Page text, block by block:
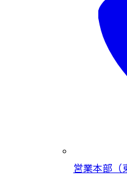
営業本部（